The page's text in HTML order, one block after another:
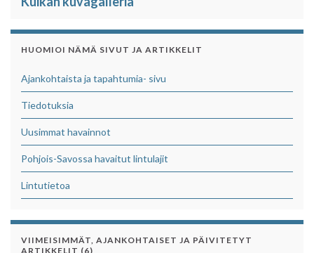
HUOMIOI NÄMÄ SIVUT JA ARTIKKELIT
Ajankohtaista ja tapahtumia- sivu
Tiedotuksia
Uusimmat havainnot
Pohjois-Savossa havaitut lintulajit
Lintutietoa
VIIMEISIMMÄT, AJANKOHTAISET JA PÄIVITETYT
ARTIKKELIT (6)